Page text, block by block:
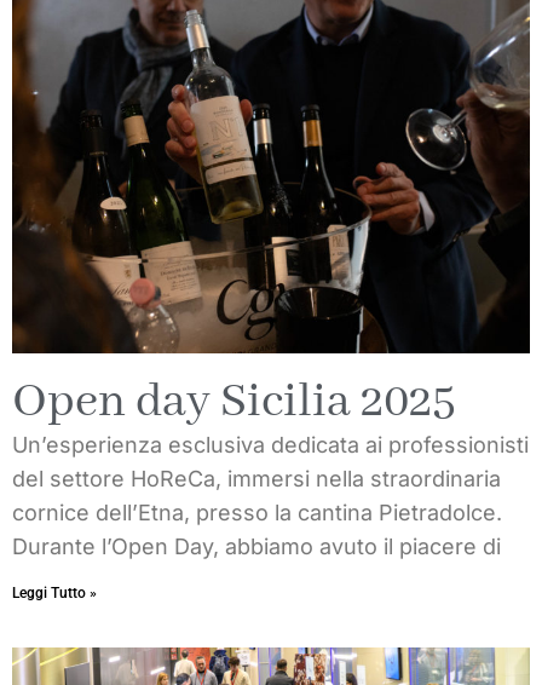
Open day Sicilia 2025
Un’esperienza esclusiva dedicata ai professionisti
del settore HoReCa, immersi nella straordinaria
cornice dell’Etna, presso la cantina Pietradolce.
Durante l’Open Day, abbiamo avuto il piacere di
Leggi Tutto »